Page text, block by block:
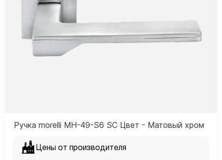
Ручка morelli MH-49-S6 SC Цвет - Матовый хром
Цены от производителя